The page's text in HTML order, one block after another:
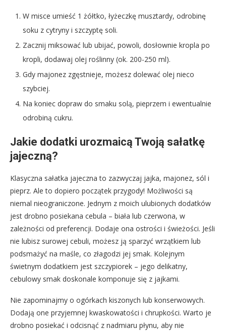
W misce umieść 1 żółtko, łyżeczkę musztardy, odrobinę
soku z cytryny i szczyptę soli.
Zacznij miksować lub ubijać, powoli, dosłownie kropla po
kropli, dodawaj olej roślinny (ok. 200-250 ml).
Gdy majonez zgęstnieje, możesz dolewać olej nieco
szybciej.
Na koniec dopraw do smaku solą, pieprzem i ewentualnie
odrobiną cukru.
Jakie dodatki urozmaicą Twoją sałatkę
jajeczną?
Klasyczna sałatka jajeczna to zazwyczaj jajka, majonez, sól i
pieprz. Ale to dopiero początek przygody! Możliwości są
niemal nieograniczone. Jednym z moich ulubionych dodatków
jest drobno posiekana cebula – biała lub czerwona, w
zależności od preferencji. Dodaje ona ostrości i świeżości. Jeśli
nie lubisz surowej cebuli, możesz ją sparzyć wrzątkiem lub
podsmażyć na maśle, co złagodzi jej smak. Kolejnym
świetnym dodatkiem jest szczypiorek – jego delikatny,
cebulowy smak doskonale komponuje się z jajkami.
Nie zapominajmy o ogórkach kiszonych lub konserwowych.
Dodają one przyjemnej kwaskowatości i chrupkości. Warto je
drobno posiekać i odcisnąć z nadmiaru płynu, aby nie